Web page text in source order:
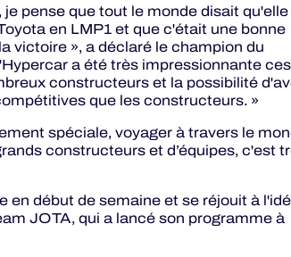
pense que tout le monde disait qu'elle
en LMP1 et que c'était une bonne
victoire », a déclaré le champion du
a été très impressionnante ces
constructeurs et la possibilité
que les constructeurs. »
spéciale, voyager à travers le
constructeurs et d’équipes, c'est
en début de semaine et se réjouit à
JOTA, qui a lancé son programme à